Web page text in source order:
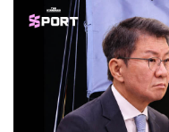
นอกจากโลกอาหรับจะ
อาจารย์เตือนถึงผลกระ
ยึดครองกาซาของทรัมป์
ขยายนิคมชาวยิว เพรา
ขวาจัดชาวยิวจะรุกเข้า